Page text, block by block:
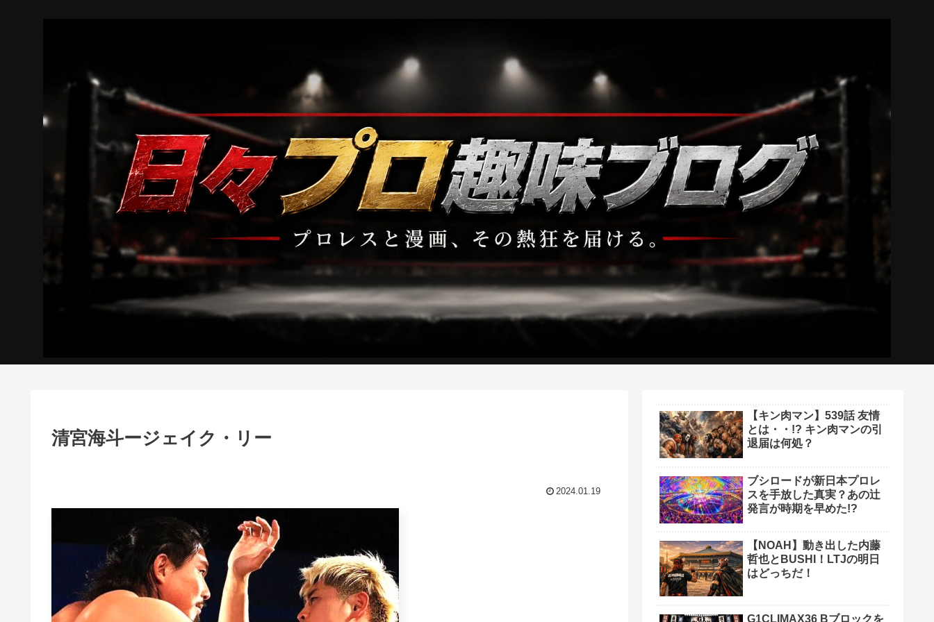
清宮海斗ージェイク・リー
2024.01.19
【キン肉マン】539話 友情
とは・・!? キン肉マンの引
退届は何処？
ブシロードが新日本プロレ
スを手放した真実？あの辻
発言が時期を早めた!?
【NOAH】動き出した内藤
哲也とBUSHI！LTJの明日
はどっちだ！
G1CLIMAX36 Bブロックを